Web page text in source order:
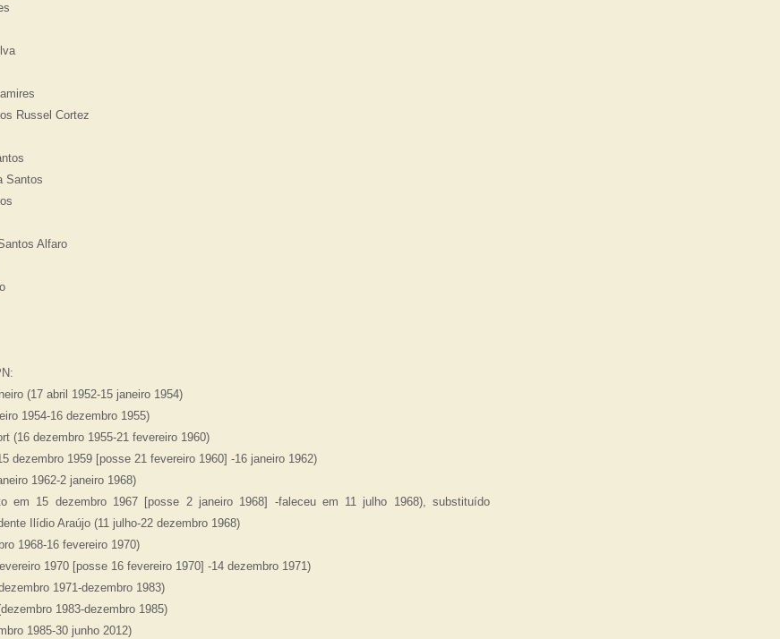
Russel Cortez
Santos
Alfaro
(17 abril 1952-15 janeiro 1954)
1954-16 dezembro 1955)
(16 dezembro 1955-21 fevereiro 1960)
dezembro 1959 [posse 21 fevereiro 1960] -16 janeiro 1962)
1962-2 janeiro 1968)
em 15 dezembro 1967 [posse 2 janeiro 1968] -faleceu em 11 julho 1968), substituído
Ilídio Araújo (11 julho-22 dezembro 1968)
1968-16 fevereiro 1970)
1970 [posse 16 fevereiro 1970] -14 dezembro 1971)
1971-dezembro 1983)
1983-dezembro 1985)
1985-30 junho 2012)